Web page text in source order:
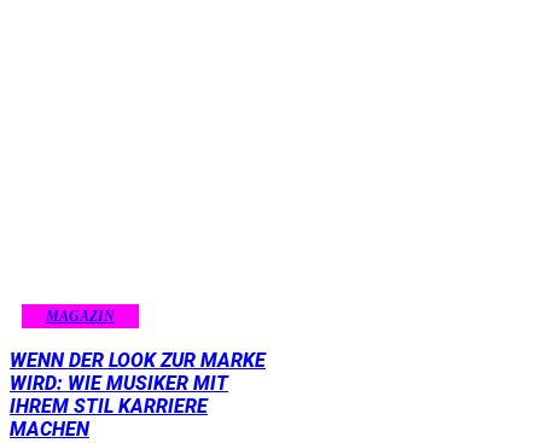
MAGAZIN
WENN DER LOOK ZUR MARKE
WIRD: WIE MUSIKER MIT
IHREM STIL KARRIERE
MACHEN